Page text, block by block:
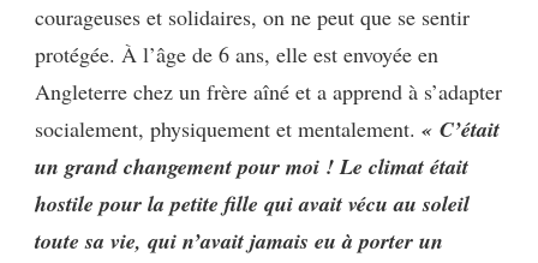
courageuses et solidaires, on ne peut que se sentir
protégée. À l’âge de 6 ans, elle est envoyée en
Angleterre chez un frère aîné et a apprend à s’adapter
socialement, physiquement et mentalement. « C’était
un grand changement pour moi ! Le climat était
hostile pour la petite fille qui avait vécu au soleil
toute sa vie, qui n’avait jamais eu à porter un